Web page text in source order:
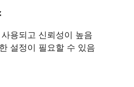
용되고 신뢰성이 높음
설정이 필요할 수 있음